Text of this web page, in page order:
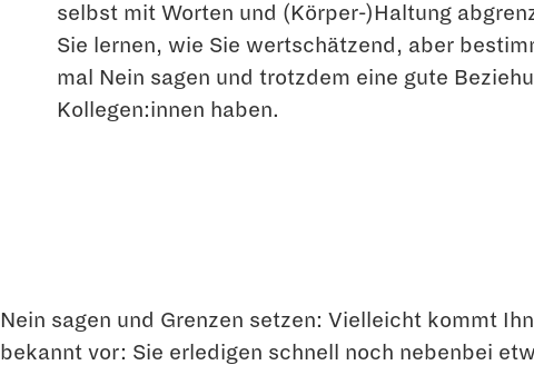
selbst mit Worten und (Körper-)Haltung
Sie lernen, wie Sie wertschätzend, aber
mal Nein sagen und trotzdem eine gute
Kollegen:innen haben.
Nein sagen und Grenzen setzen: Vielleicht kommt
bekannt vor: Sie erledigen schnell noch nebenbei